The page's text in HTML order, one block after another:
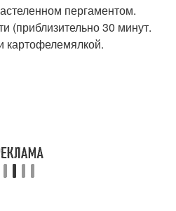
пергаментом.
(приблизительно 30 минут.
картофелемялкой.